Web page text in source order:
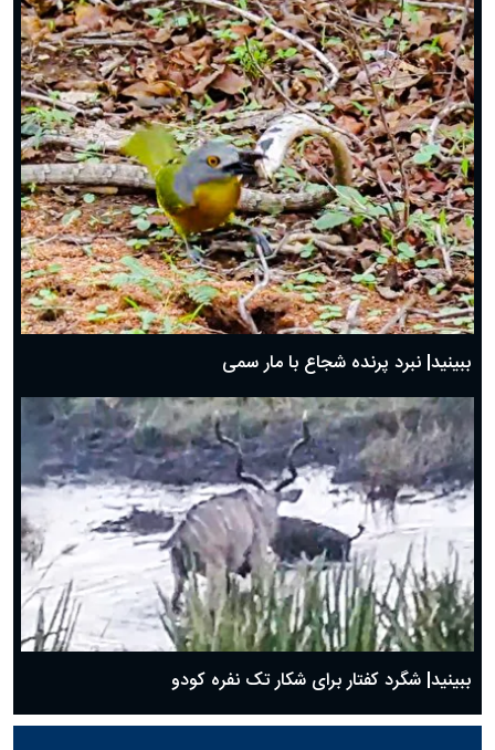
ببینید| نبرد پرنده شجاع با مار سمی
ببینید| شگرد کفتار برای شکار تک نفره کودو